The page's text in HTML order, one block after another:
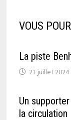
VOUS
La piste
21 juillet 2024
Un
la circulation